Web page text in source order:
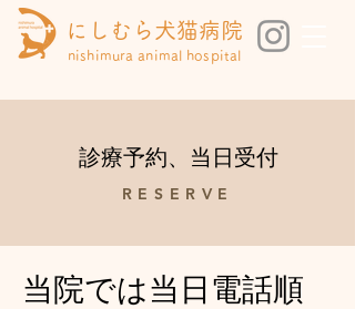
にしむら犬猫病院
nishimura animal hospital
診療予約、当日受付
RESERVE
当院では当日電話順